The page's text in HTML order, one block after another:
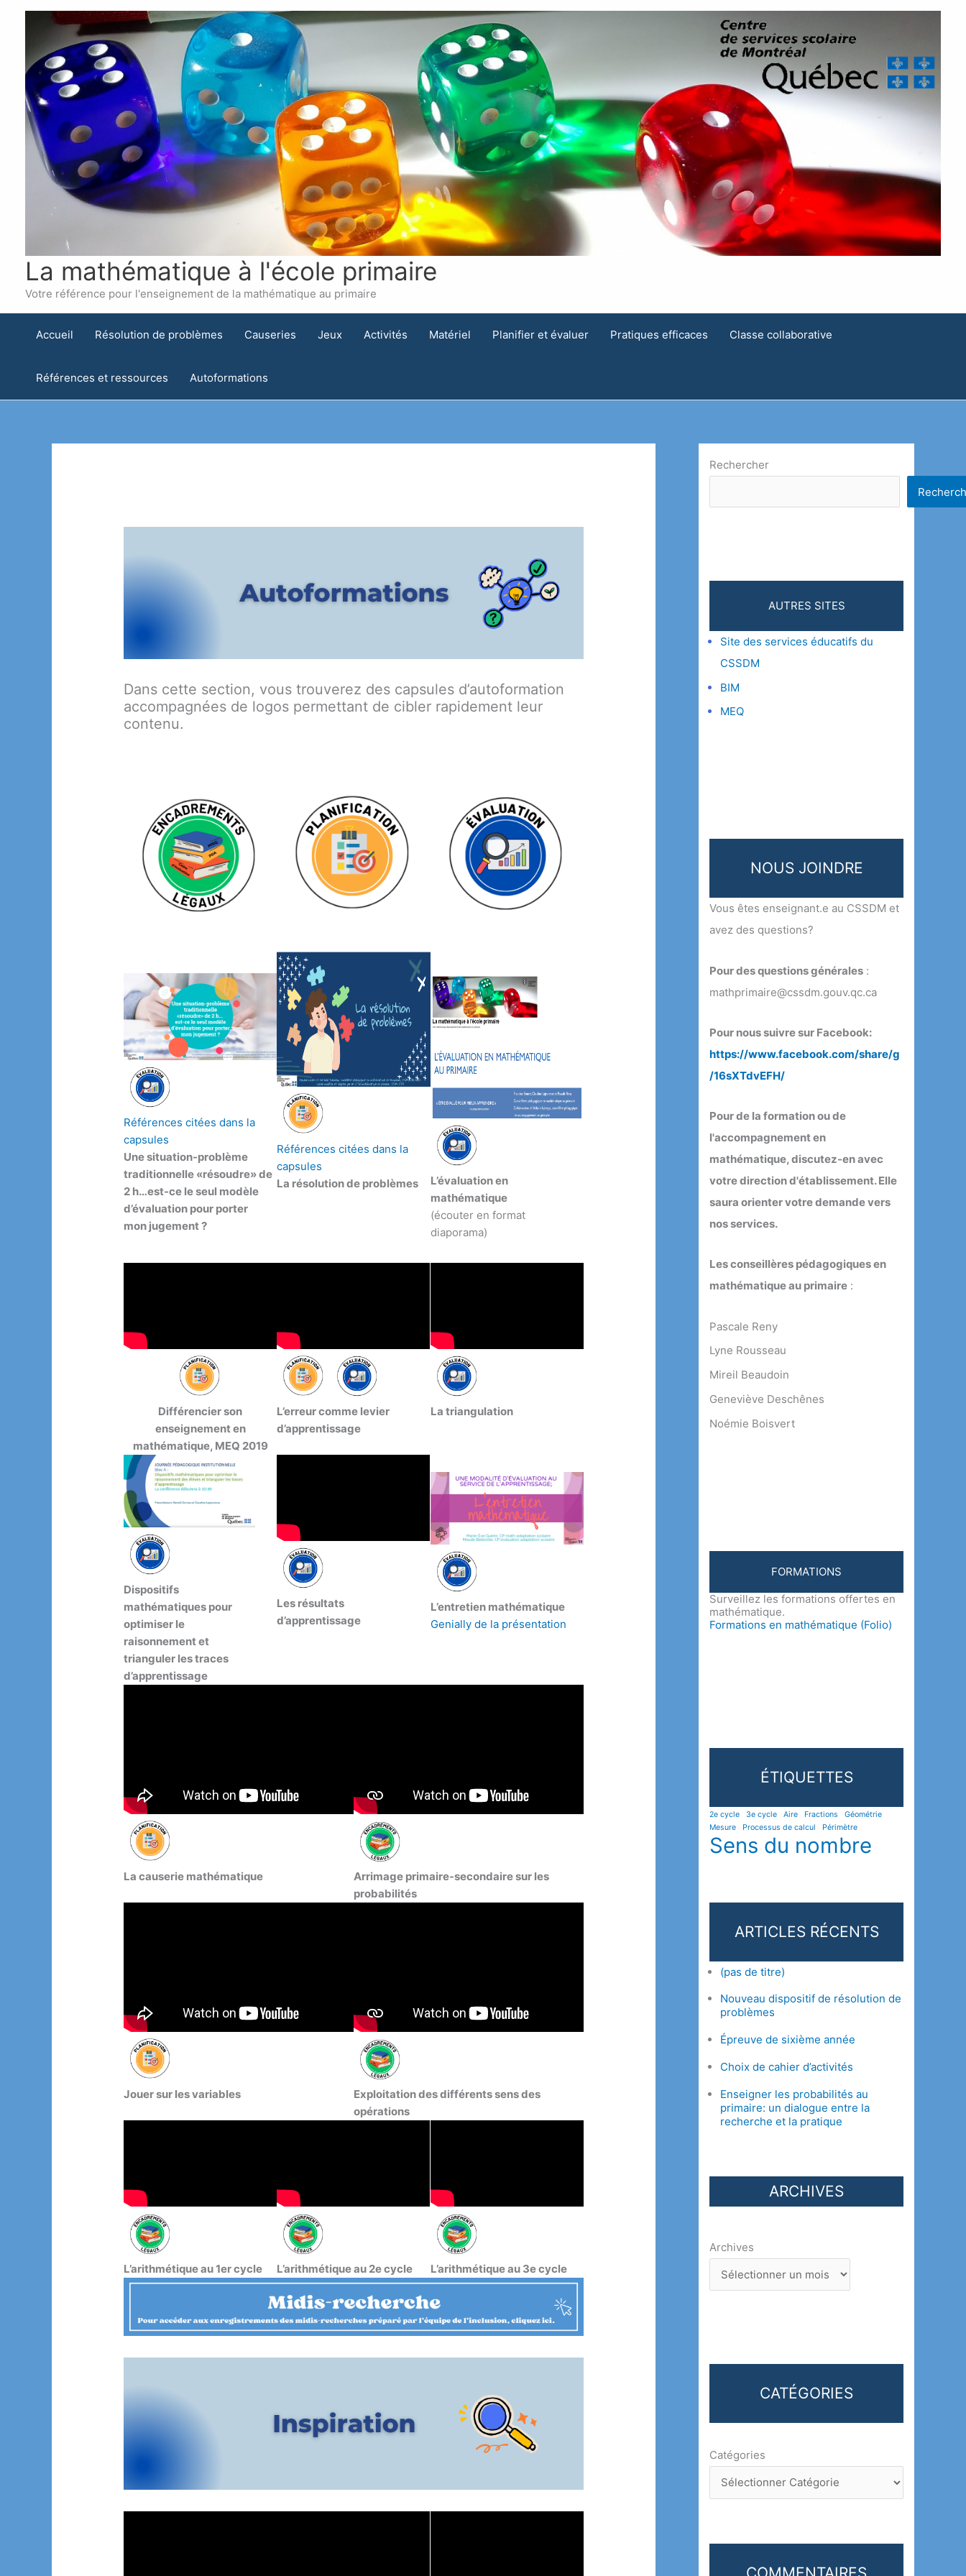
La mathématique à l'école primaire
Votre référence pour l'enseignement de la mathématique au primaire
Accueil Résolution de problèmes Causeries Jeux Activités Matériel Planifier et évaluer Pratiques efficaces Classe collaborative
Références et ressources Autoformations
Dans cette section, vous trouverez des capsules d’autoformation
accompagnées de logos permettant de cibler rapidement leur
contenu.
Références citées dans la
capsules
Une situation-problème
traditionnelle «résoudre» de
2 h…est-ce le seul modèle
d’évaluation pour porter
mon jugement ?
Références citées dans la
capsules
La résolution de problèmes
L’évaluation en
mathématique
(écouter en format
diaporama)
Différencier son
enseignement en
mathématique, MEQ 2019
L’erreur comme levier
d’apprentissage
La triangulation
Dispositifs
mathématiques pour
optimiser le
raisonnement et
trianguler les traces
d’apprentissage
Les résultats
d’apprentissage
L’entretien mathématique
Genially de la présentation
La causerie mathématique
Arrimage primaire-secondaire sur les
probabilités
Jouer sur les variables
Exploitation des différents sens des
opérations
L’arithmétique au 1er cycle L’arithmétique au 2e cycle L’arithmétique au 3e cycle
Rechercher
AUTRES SITES
Site des services éducatifs du
CSSDM
BIM
MEQ
NOUS JOINDRE
Vous êtes enseignant.e au CSSDM et
avez des questions?
Pour des questions générales :
mathprimaire@cssdm.gouv.qc.ca
Pour nous suivre sur Facebook:
https://www.facebook.com/share/g
/16sXTdvEFH/
Pour de la formation ou de
l'accompagnement en
mathématique, discutez-en avec
votre direction d'établissement. Elle
saura orienter votre demande vers
nos services.
Les conseillères pédagogiques en
mathématique au primaire :
Pascale Reny
Lyne Rousseau
Mireil Beaudoin
Geneviève Deschênes
Noémie Boisvert
FORMATIONS
Surveillez les formations offertes en
mathématique.
Formations en mathématique (Folio)
ÉTIQUETTES
2e cycle 3e cycle Aire Fractions
Géométrie
Mesure
Processus de calcul Périmètre
Sens du nombre
ARTICLES RÉCENTS
(pas de titre)
Nouveau dispositif de résolution de
problèmes
Épreuve de sixième année
Choix de cahier d’activités
Enseigner les probabilités au
primaire: un dialogue entre la
recherche et la pratique
ARCHIVES
Archives
CATÉGORIES
Catégories